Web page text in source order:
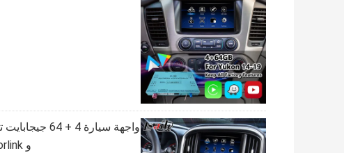
و Mirrorlink و Instagram و YouTube for Canyon و Sierra و GMC